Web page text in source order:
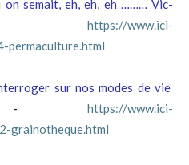
on semait, eh, eh, eh ……… Vic-
https://www.ici-
sur nos modes de vie
https://www.ici-
grainotheque.html